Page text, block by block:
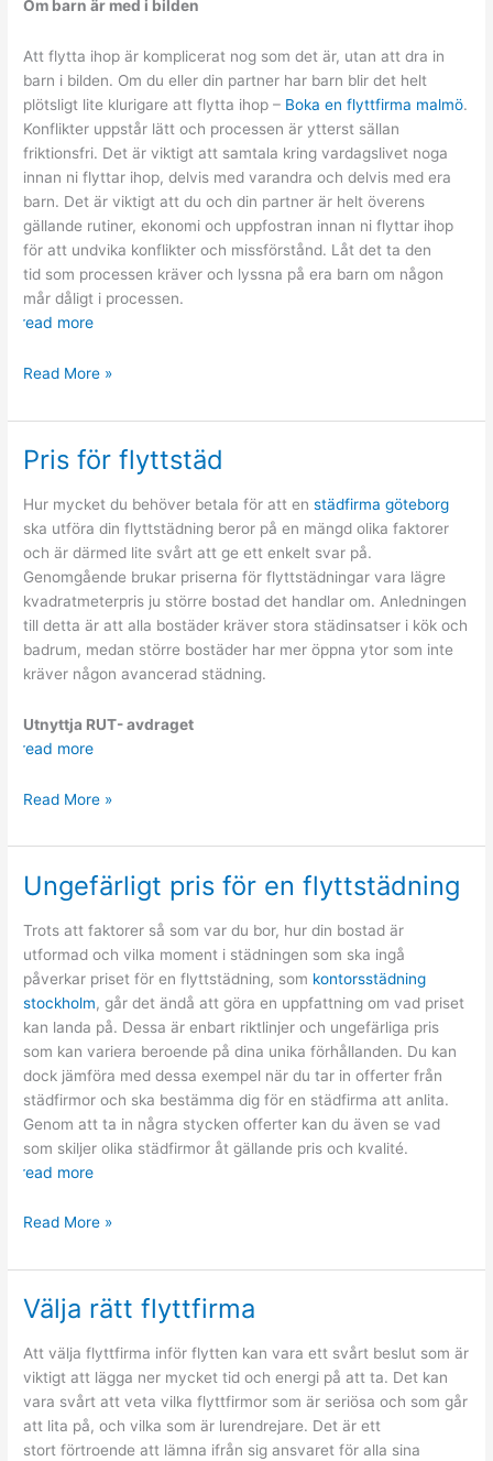
Om barn är med i bilden
Att flytta ihop är komplicerat nog som det är, utan att dra in
barn i bilden. Om du eller din partner har barn blir det helt
plötsligt lite klurigare att flytta ihop – Boka en flyttfirma malmö.
Konflikter uppstår lätt och processen är ytterst sällan
friktionsfri. Det är viktigt att samtala kring vardagslivet noga
innan ni flyttar ihop, delvis med varandra och delvis med era
barn. Det är viktigt att du och din partner är helt överens
gällande rutiner, ekonomi och uppfostran innan ni flyttar ihop
för att undvika konflikter och missförstånd. Låt det ta den
tid som processen kräver och lyssna på era barn om någon
mår dåligt i processen.
read more
Flyttips
er
som
ska
Read More »
Pris för flyttstäd
Hur mycket du behöver betala för att enstädfirma göteborg
ska utföra din flyttstädning beror på en mängd olika faktorer
och är därmed lite svårt att ge ett enkelt svar på.
Genomgående brukar priserna för flyttstädningar vara lägre
kvadratmeterpris ju större bostad det handlar om. Anledningen
till detta är att alla bostäder kräver stora städinsatser i kök och
badrum, medan större bostäder har mer öppna ytor som inte
kräver någon avancerad städning.
Utnyttja RUT- avdraget
read more
Pris
Read More »
Ungefärligt pris för en flyttstädning
Trots att faktorer så som var du bor, hur din bostad är
utformad och vilka moment i städningen som ska ingå
påverkar priset för en flyttstädning, som kontorsstädning
stockholm, går det ändå att göra en uppfattning om vad priset
kan landa på. Dessa är enbart riktlinjer och ungefärliga pris
som kan variera beroende på dina unika förhållanden. Du kan
dock jämföra med dessa exempel när du tar in offerter från
städfirmor och ska bestämma dig för en städfirma att anlita.
Genom att ta in några stycken offerter kan du även se vad
som skiljer olika städfirmor åt gällande pris och kvalité.
read more
Ungefärligt
för
en
flyttstädning
Read More »
Välja rätt flyttfirma
Att välja flyttfirma inför flytten kan vara ett svårt beslut som är
viktigt att lägga ner mycket tid och energi på att ta. Det kan
vara svårt att veta vilka flyttfirmor som är seriösa och som går
att lita på, och vilka som är lurendrejare. Det är ett
stort förtroende att lämna ifrån sig ansvaret för alla sina